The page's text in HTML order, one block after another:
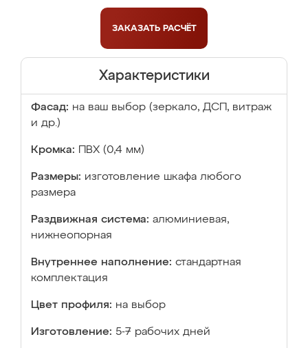
ЗАКАЗАТЬ РАСЧЁТ
Характеристики
Фасад: на ваш выбор (зеркало, ДСП, витраж
и др.)
Кромка: ПВХ (0,4 мм)
Размеры: изготовление шкафа любого
размера
Раздвижная система: алюминиевая,
нижнеопорная
Внутреннее наполнение: стандартная
комплектация
Цвет профиля: на выбор
Изготовление: 5-7 рабочих дней